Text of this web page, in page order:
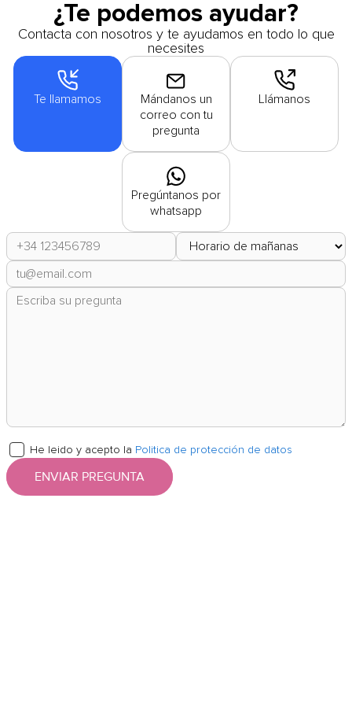
¿Te podemos ayudar?
Contacta con nosotros y te ayudamos en todo lo que
necesites
Te llamamos
Mándanos un
correo con tu
pregunta
Llámanos
Pregúntanos por
whatsapp
He leido y acepto la Politica de protección de datos
ENVIAR PREGUNTA